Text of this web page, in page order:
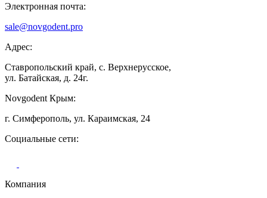
Электронная почта:
sale@novgodent.pro
Адрес:
Ставропольский край, с. Верхнерусское,
ул. Батайская, д. 24г.
Novgodent Крым:
г. Симферополь, ул. Караимская, 24
Социальные сети:
Компания